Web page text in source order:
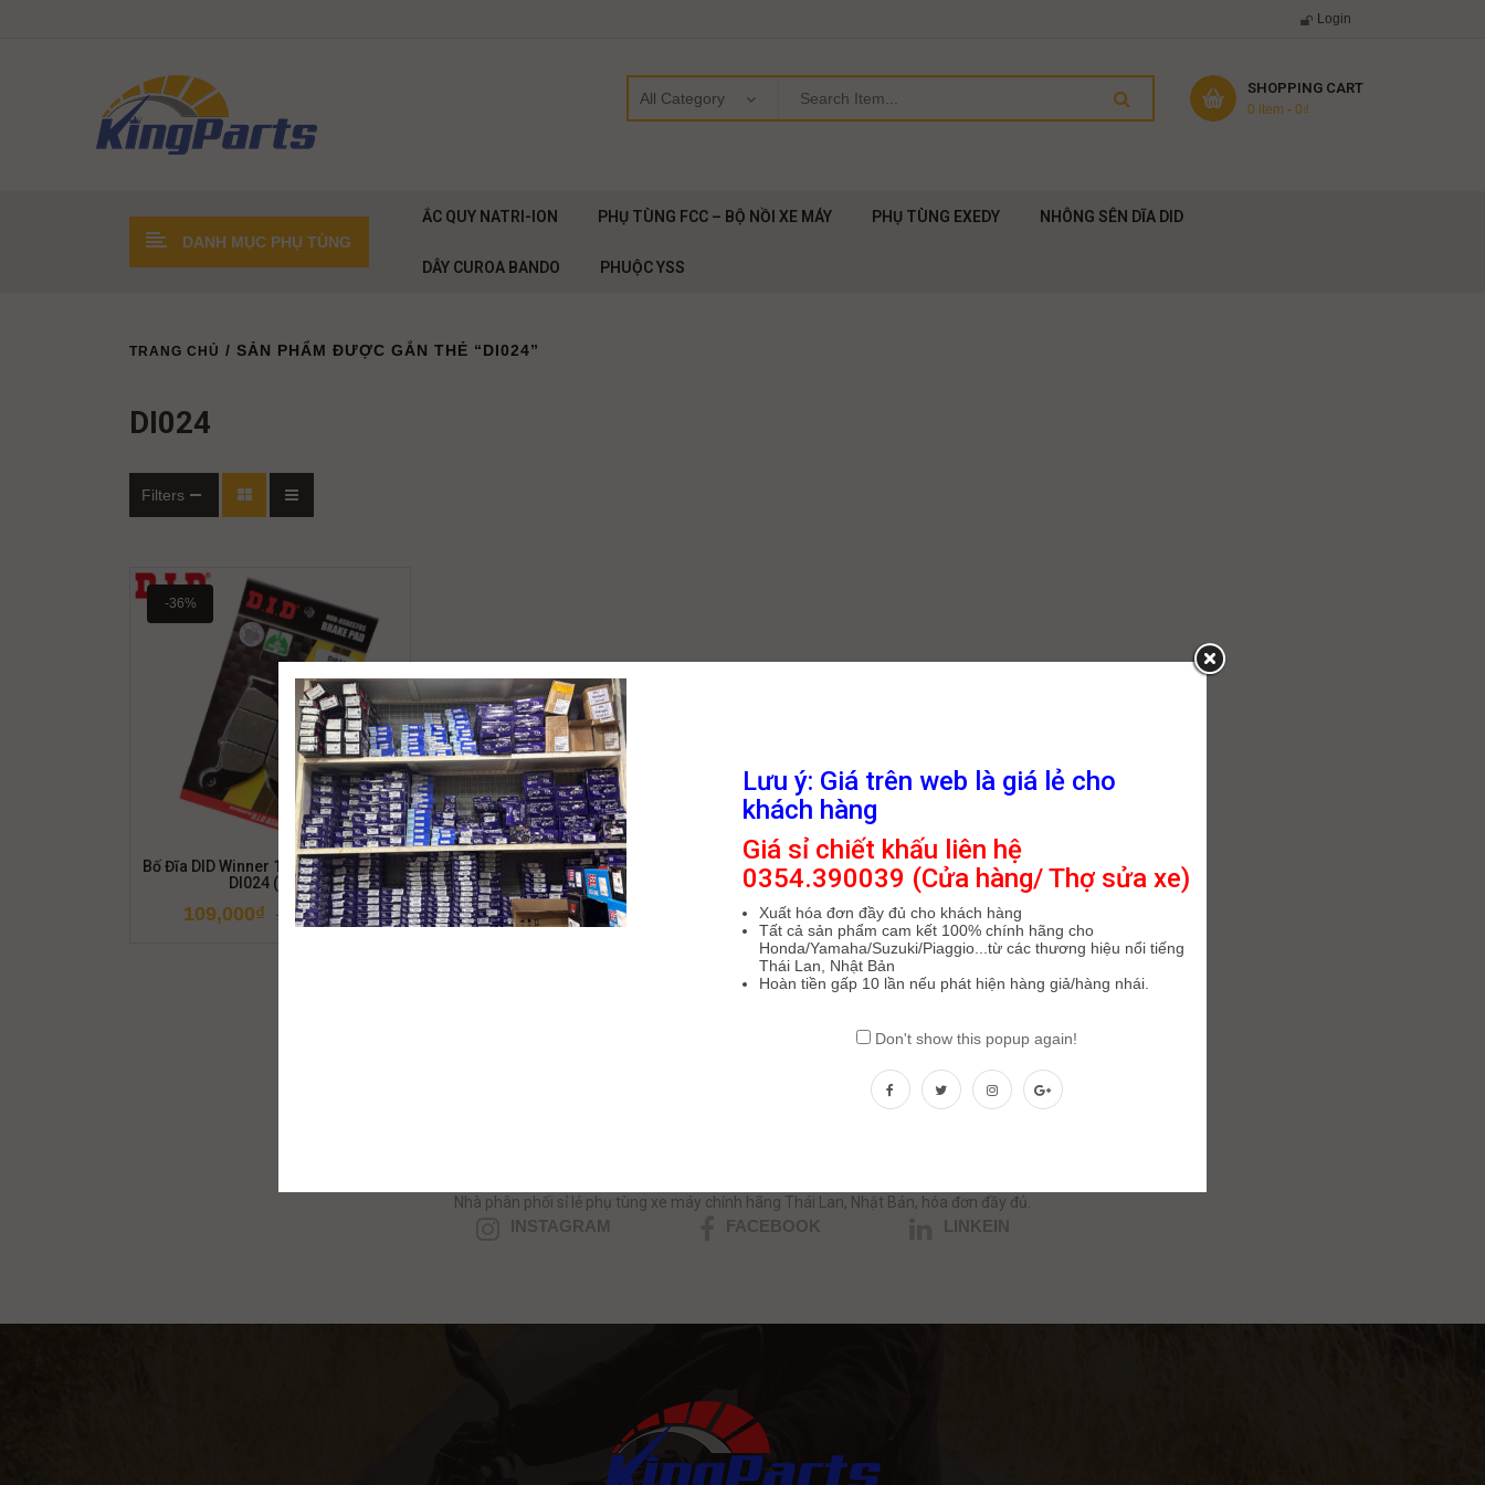
Login
SHOPPING CART
0 item - 0₫
DANH MỤC PHỤ TÙNG
ẮC QUY NATRI-ION PHỤ TÙNG FCC – BỘ NỒI XE MÁY PHỤ TÙNG EXEDY NHÔNG SÊN DĨA DID
DÂY CUROA BANDO PHUỘC YSS
TRANG CHỦ / SẢN PHẨM ĐƯỢC GẮN THẺ “DI024”
DI024
Filters
-36%
Bố Đĩa DID Winner 150, CBR 150/250
DI024 (Sau)
170,000₫
109,000₫
Cần tư vấn phụ tùng xe máy nhập khẩu
Nhà phân phối sỉ lẻ phụ tùng xe máy chính hãng Thái Lan, Nhật Bản, hóa đơn đầy đủ.
INSTAGRAM FACEBOOK LINKEIN
Lưu ý: Giá trên web là giá lẻ cho
khách hàng
Giá sỉ chiết khấu liên hệ
0354.390039 (Cửa hàng/ Thợ sửa xe)
Xuất hóa đơn đầy đủ cho khách hàng
Tất cả sản phẩm cam kết 100% chính hãng cho
Honda/Yamaha/Suzuki/Piaggio...từ các thương hiệu nổi tiếng
Thái Lan, Nhật Bản
Hoàn tiền gấp 10 lần nếu phát hiện hàng giả/hàng nhái.
Don't show this popup again!